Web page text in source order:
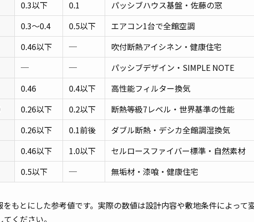
0.3以下 0.1
パッシブハウス基盤・佐藤の窓
0.3～0.4 0.5以下
エアコン1台で全館空調
0.46以下 ─
吹付断熱アイシネン・健康住宅
─ ─
パッシブデザイン・SIMPLE NOTE
0.46 0.4以下
高性能フィルター換気
0.26以下 0.2以下
断熱等級7レベル・世界基準の性能
0.26以下 0.1前後
ダブル断熱・デシカ全館調湿換気
0.46以下 1.0以下
セルロースファイバー標準・自然素材
0.5以下 ─ 無垢材・漆喰・健康住宅
もとにした参考値です。実際の数値は設計内容や敷地条件によって
ください。